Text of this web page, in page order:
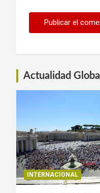
Actualidad Global
INTERNACIONAL